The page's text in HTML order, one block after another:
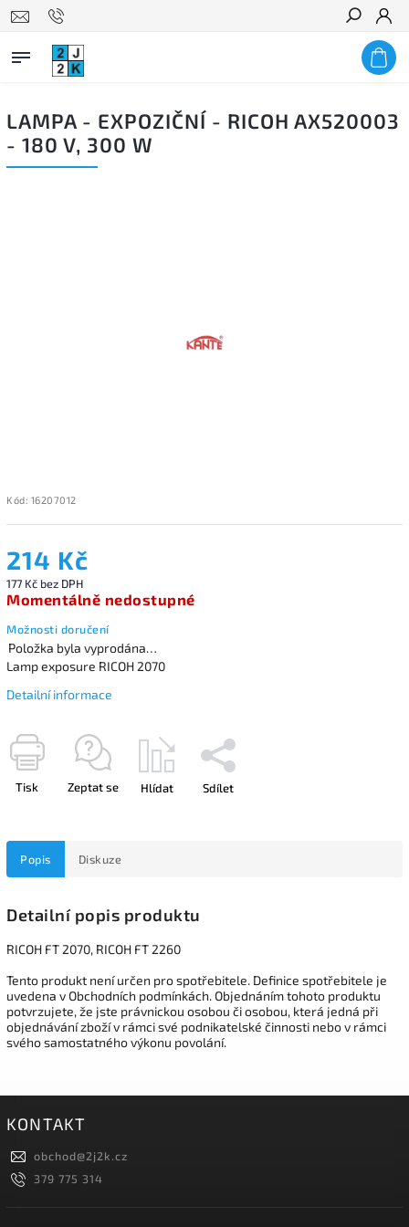
Hledat
LAMPA - EXPOZIČNÍ - RICOH AX520003
- 180 V, 300 W
Kód: 16207012
214 Kč
177 Kč bez DPH
Momentálně nedostupné
Možnosti doručení
Položka byla vyprodána…
Lamp exposure RICOH 2070
Detailní informace
Tisk Zeptat se Hlídat Sdílet
Popis Diskuze
Detailní popis produktu
RICOH FT 2070, RICOH FT 2260
Tento produkt není určen pro spotřebitele. Definice spotřebitele je
uvedena v Obchodních podmínkách. Objednáním tohoto produktu
potvrzujete, že jste právnickou osobou či osobou, která jedná při
objednávání zboží v rámci své podnikatelské činnosti nebo v rámci
svého samostatného výkonu povolání.
KONTAKT
obchod@2j2k.cz
379 775 314